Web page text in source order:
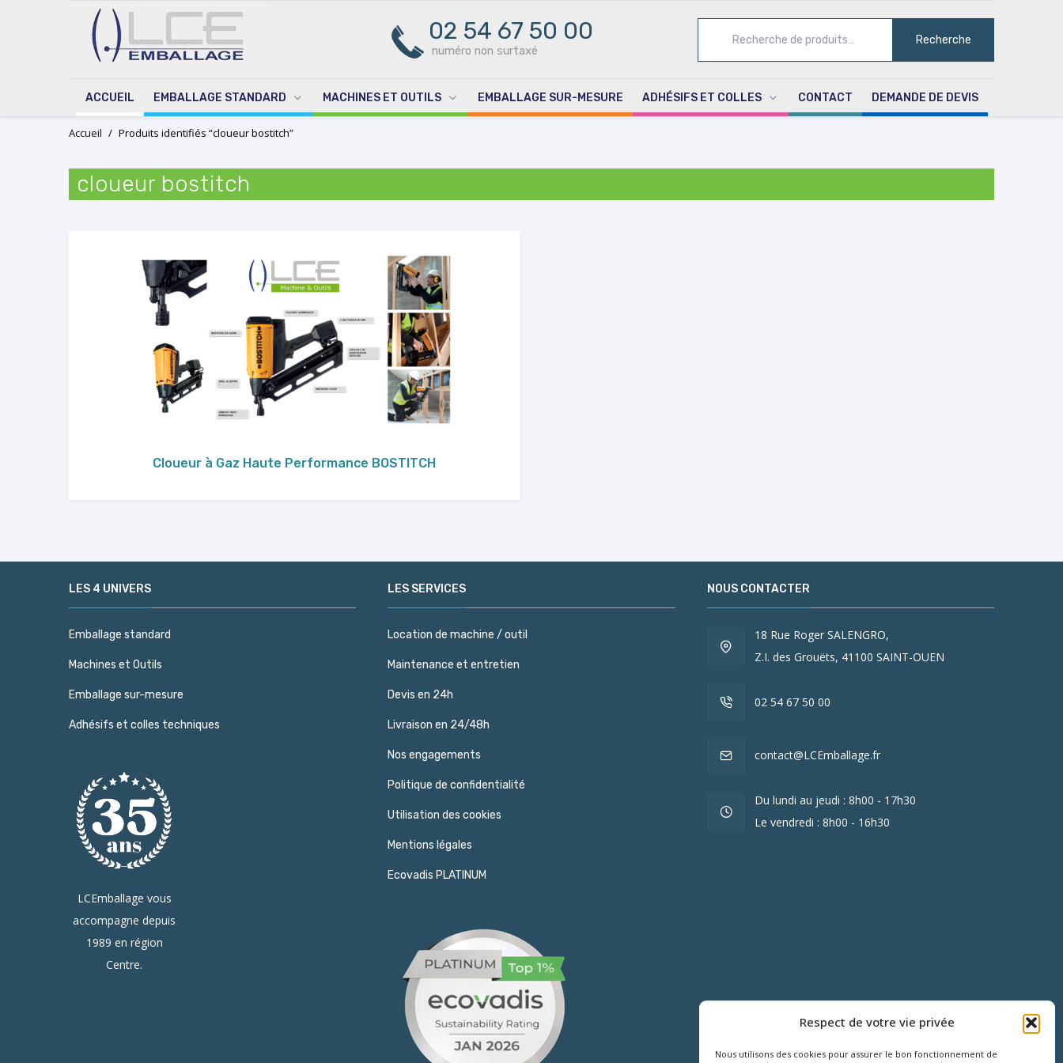
Respect de votre vie privée
Nous utilisons des cookies pour assurer le bon fonctionnement de
02 54 67 50 00
numéro non surtaxé
Recherche
ACCUEIL EMBALLAGE STANDARD MACHINES ET OUTILS EMBALLAGE SUR-MESURE ADHÉSIFS ET COLLES CONTACT DEMANDE DE DEVIS
Skip
Accueil / Produits identifiés “cloueur bostitch”
cloueur bostitch
Cloueur à Gaz Haute Performance BOSTITCH
LES 4 UNIVERS
Emballage standard
Machines et Outils
Emballage sur-mesure
Adhésifs et colles techniques
LCEmballage vous
accompagne depuis
1989 en région
Centre.
LES SERVICES
Location de machine / outil
Maintenance et entretien
Devis en 24h
Livraison en 24/48h
Nos engagements
Politique de confidentialité
Utilisation des cookies
Mentions légales
Ecovadis PLATINUM
NOUS CONTACTER
18 Rue Roger SALENGRO,
Z.I. des Grouëts, 41100 SAINT-OUEN
02 54 67 50 00
contact@LCEmballage.fr
Du lundi au jeudi : 8h00 - 17h30
Le vendredi : 8h00 - 16h30